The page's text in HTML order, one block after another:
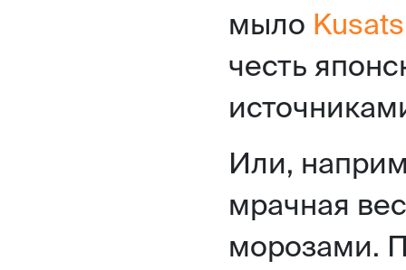
мыло
честь
Или,
мрачная
морозами.